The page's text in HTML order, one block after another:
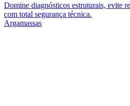
Domine diagnósticos estruturais, evite
com total segurança técnica.
Argamassas